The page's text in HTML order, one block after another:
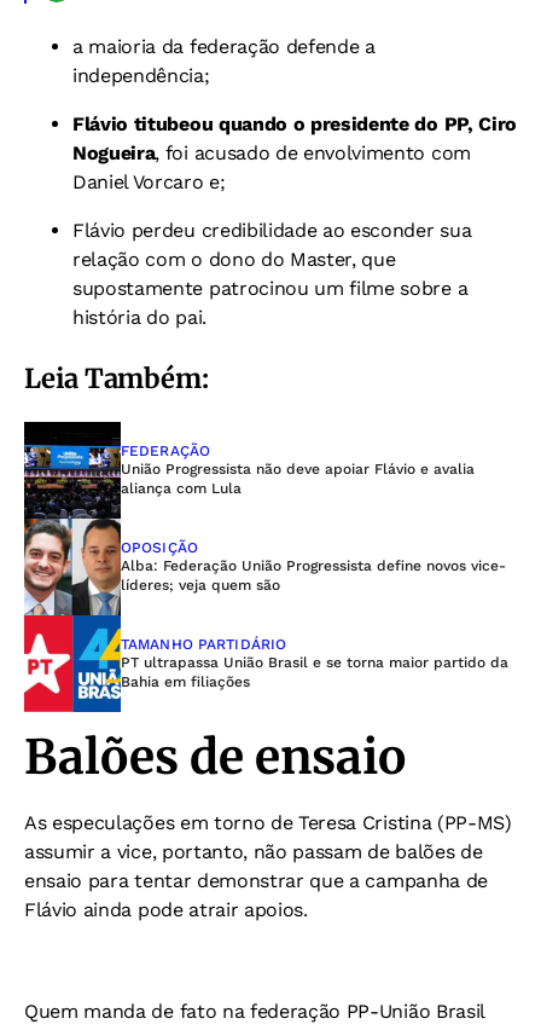
a maioria da federação defende a
independência;
Flávio titubeou quando o presidente do PP, Ciro
Nogueira, foi acusado de envolvimento com
Daniel Vorcaro e;
Flávio perdeu credibilidade ao esconder sua
relação com o dono do Master, que
supostamente patrocinou um filme sobre a
história do pai.
Leia Também:
FEDERAÇÃO
União Progressista não deve apoiar Flávio e avalia
aliança com Lula
OPOSIÇÃO
Alba: Federação União Progressista define novos vice-
líderes; veja quem são
TAMANHO PARTIDÁRIO
PT ultrapassa União Brasil e se torna maior partido da
Bahia em filiações
Balões de ensaio
As especulações em torno de Teresa Cristina (PP-MS)
assumir a vice, portanto, não passam de balões de
ensaio para tentar demonstrar que a campanha de
Flávio ainda pode atrair apoios.
Quem manda de fato na federação PP-União Brasil